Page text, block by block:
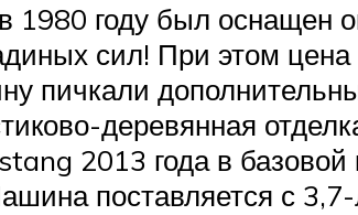
1980 году был
сил! При этом цена
пичкали
деревянная
2013 года в
поставляется с